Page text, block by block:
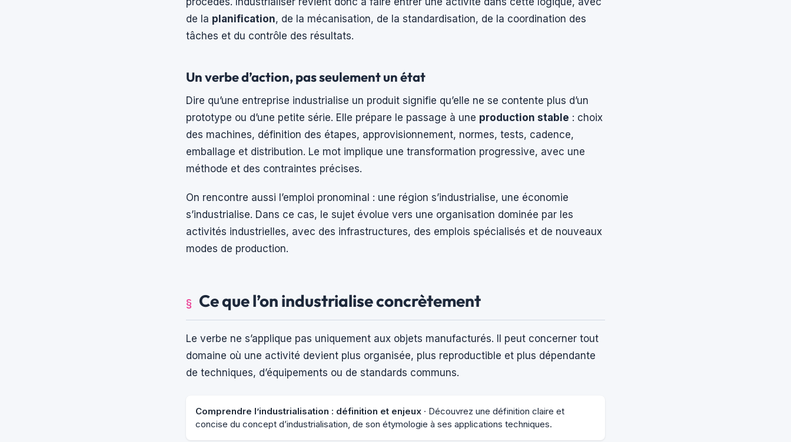
de la planification, de la mécanisation, de la standardisation, de la coordination des
tâches et du contrôle des résultats.
Un verbe d’action, pas seulement un état
Dire qu’une entreprise industrialise un produit signifie qu’elle ne se contente plus d’un
prototype ou d’une petite série. Elle prépare le passage à une production stable : choix
des machines, définition des étapes, approvisionnement, normes, tests, cadence,
emballage et distribution. Le mot implique une transformation progressive, avec une
méthode et des contraintes précises.
On rencontre aussi l’emploi pronominal : une région s’industrialise, une économie
s’industrialise. Dans ce cas, le sujet évolue vers une organisation dominée par les
activités industrielles, avec des infrastructures, des emplois spécialisés et de nouveaux
modes de production.
Ce que l’on industrialise concrètement
Le verbe ne s’applique pas uniquement aux objets manufacturés. Il peut concerner tout
domaine où une activité devient plus organisée, plus reproductible et plus dépendante
de techniques, d’équipements ou de standards communs.
Comprendre l’industrialisation : définition et enjeux · Découvrez une définition claire et
concise du concept d’industrialisation, de son étymologie à ses applications techniques.